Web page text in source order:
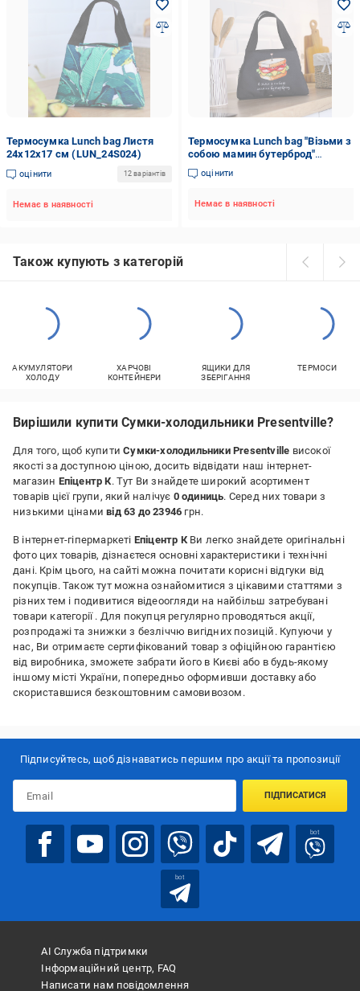
Термосумка Lunch bag Листя
24х12х17 см (LUN_24S024)
оцінити 12 варіантів
Немає в наявності
Термосумка Lunch bag "Візьми з
собою мамин бутерброд"
24х12х17 см (LUN_24S029)
оцінити
Немає в наявності
Також купують з категорій
АКУМУЛЯТОРИ
ХОЛОДУ
ХАРЧОВІ
КОНТЕЙНЕРИ
ЯЩИКИ ДЛЯ
ЗБЕРІГАННЯ
ТЕРМОСИ
Вирішили купити Сумки-холодильники Presentville?
Для того, щоб купитиСумки-холодильники Presentville високої
якості за доступною ціною, досить відвідати наш інтернет-
магазин Епіцентр К. Тут Ви знайдете широкий асортимент
товарів цієї групи, який налічує 0 одиниць. Серед них товари з
низькими цінамивід 63 до 23946 грн.
В інтернет-гіпермаркеті Епіцентр КВи легко знайдете оригінальні
фото цих товарів, дізнаєтеся основні характеристики і технічні
дані. Крім цього, на сайті можна почитати корисні відгуки від
покупців. Також тут можна ознайомитися з цікавими статтями з
різних тем і подивитися відеоогляди на найбільш затребувані
товари категорії . Для покупця регулярно проводяться акції,
розпродажі та знижки з безліччю вигідних позицій. Купуючи у
нас, Ви отримаєте сертифікований товар з офіційною гарантією
від виробника, зможете забрати його в Києві або в будь-якому
іншому місті України, попередньо оформивши доставку або
скориставшися безкоштовним самовивозом.
Підписуйтесь, щоб дізнаватись першим про акції та пропозиції
ПІДПИСАТИСЯ
bot
bot
АІ Служба підтримки
Інформаційний центр, FAQ
Написати нам повідомлення